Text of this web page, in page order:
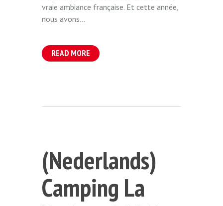
vraie ambiance française. Et cette année,
nous avons...
READ MORE
(Nederlands)
Camping La